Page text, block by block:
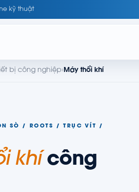
kỹ thuật
bị công nghiệp›Máy thổi khí
SÒ / ROOTS / TRỤC VÍT /
khícông